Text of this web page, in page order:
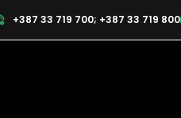
+387 33 719 700; +387 33 719 800